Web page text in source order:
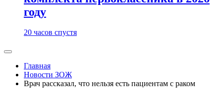
году
20 часов спустя
Главная
Новости ЗОЖ
Врач рассказал, что нельзя есть пациентам с раком